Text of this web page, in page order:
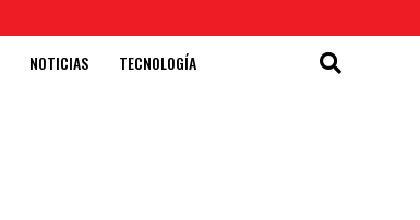
NOTICIAS TECNOLOGÍA